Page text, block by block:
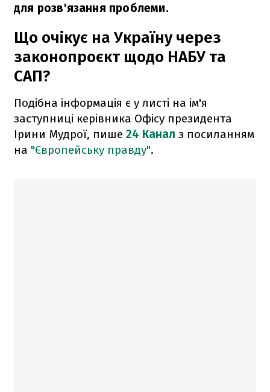
для розв'язання проблеми.
Що очікує на Україну через
законопроєкт щодо НАБУ та
САП?
Подібна інформація є у листі на ім'я
заступниці керівника Офісу президента
Ірини Мудрої, пише 24 Канал з посиланням
на "Європейську правду".